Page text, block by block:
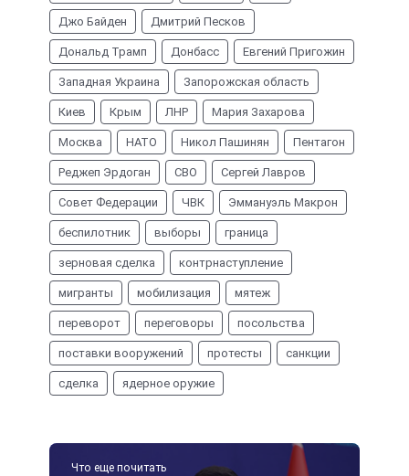
Джо Байден Дмитрий Песков
Дональд Трамп Донбасс Евгений Пригожин
Западная Украина Запорожская область
Киев Крым ЛНР Мария Захарова
Москва НАТО Никол Пашинян Пентагон
Реджеп Эрдоган СВО Сергей Лавров
Совет Федерации ЧВК Эммануэль Макрон
беспилотник выборы граница
зерновая сделка контрнаступление
мигранты мобилизация мятеж
переворот переговоры посольства
поставки вооружений протесты санкции
сделка ядерное оружие
Что еще почитать